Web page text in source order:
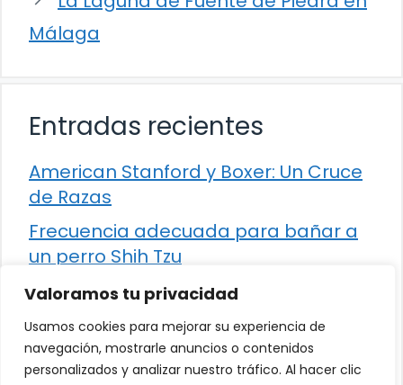
Valoramos tu privacidad
Usamos cookies para mejorar su experiencia de
navegación, mostrarle anuncios o contenidos
personalizados y analizar nuestro tráfico. Al hacer clic
Málaga
Entradas recientes
American Stanford y Boxer: Un Cruce
de Razas
Frecuencia adecuada para bañar a
un perro Shih Tzu
Comparación entre Apache Storm y
Spark Streaming
Cómo detener la diarrea en un gato